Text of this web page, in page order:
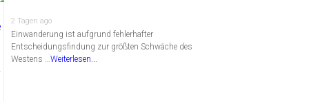
2 Tagen ago
Einwanderung ist aufgrund fehlerhafter
Entscheidungsfindung zur größten Schwäche des
Westens …Weiterlesen...